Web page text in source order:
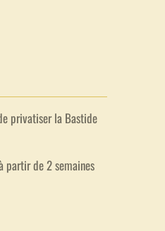
privatiser la Bastide
partir de 2 semaines